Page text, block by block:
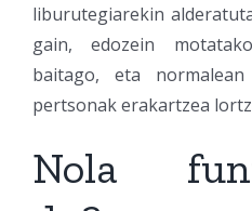
liburutegiarekin
gain, edozein
baitago, eta
pertsonak erakartzea
Nola